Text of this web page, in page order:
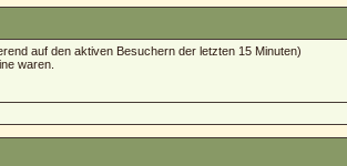
auf den aktiven Besuchern der letzten 15 Minuten)
waren.